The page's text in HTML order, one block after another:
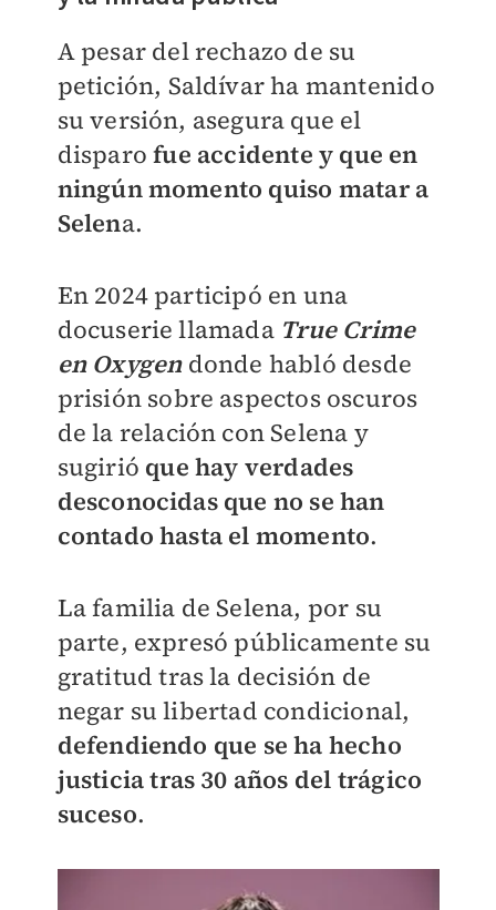
A pesar del rechazo de su
petición, Saldívar ha mantenido
su versión, asegura que el
disparo fue accidente y que en
ningún momento quiso matar a
Selena.
En 2024 participó en una
docuserie llamada True Crime
en Oxygendonde habló desde
prisión sobre aspectos oscuros
de la relación con Selena y
sugirió que hay verdades
desconocidas que no se han
contado hasta el momento.
La familia de Selena, por su
parte, expresó públicamente su
gratitud tras la decisión de
negar su libertad condicional,
defendiendo que se ha hecho
justicia tras 30 años del trágico
suceso.